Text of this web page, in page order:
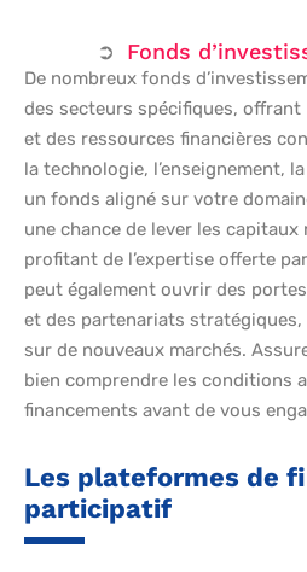
Fonds
De nombreux fonds
des secteurs spécifiques,
et des ressources financières
la technologie, l’enseignement,
un fonds aligné sur votre
une chance de lever les
profitant de l’expertise offerte
peut également ouvrir des
et des partenariats stratégiques,
sur de nouveaux marchés.
bien comprendre les conditions
financements avant de vous
Les plateformes de
participatif